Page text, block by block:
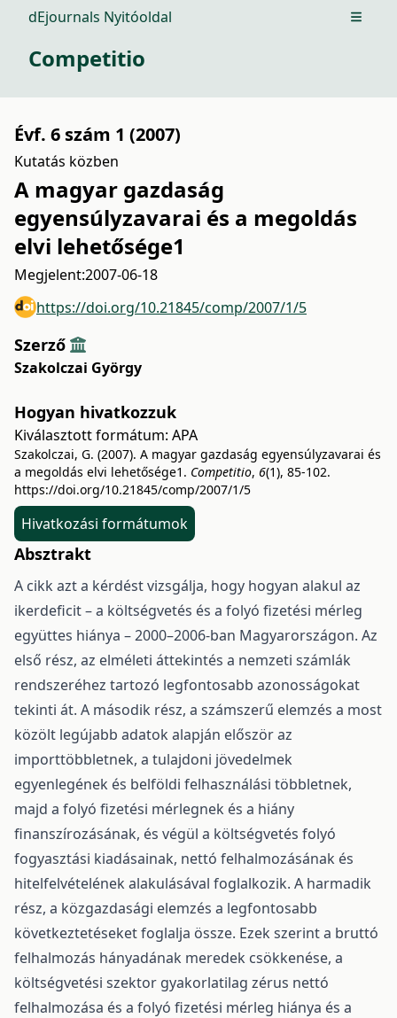
dEjournals Nyitóoldal Open
Competitio
Évf. 6 szám 1 (2007)
Kutatás közben
A magyar gazdaság
egyensúlyzavarai és a megoldás
elvi lehetősége1
Megjelent:2007-06-18
https://doi.org/10.21845/comp/2007/1/5
Szerző
Szakolczai György
Hogyan hivatkozzuk
Kiválasztott formátum: APA
Szakolczai, G. (2007). A magyar gazdaság egyensúlyzavarai és
a megoldás elvi lehetősége1. Competitio, 6(1), 85-102.
https://doi.org/10.21845/comp/2007/1/5
Hivatkozási formátumok
Absztrakt
A cikk azt a kérdést vizsgálja, hogy hogyan alakul az
ikerdeficit – a költségvetés és a folyó fizetési mérleg
együttes hiánya – 2000–2006-ban Magyarországon. Az
első rész, az elméleti áttekintés a nemzeti számlák
rendszeréhez tartozó legfontosabb azonosságokat
tekinti át. A második rész, a számszerű elemzés a most
közölt legújabb adatok alapján először az
importtöbbletnek, a tulajdoni jövedelmek
egyenlegének és belföldi felhasználási többletnek,
majd a folyó fizetési mérlegnek és a hiány
finanszírozásának, és végül a költségvetés folyó
fogyasztási kiadásainak, nettó felhalmozásának és
hitelfelvételének alakulásával foglalkozik. A harmadik
rész, a közgazdasági elemzés a legfontosabb
következtetéseket foglalja össze. Ezek szerint a bruttó
felhalmozás hányadának meredek csökkenése, a
költségvetési szektor gyakorlatilag zérus nettó
felhalmozása és a folyó fizetési mérleg hiánya és a